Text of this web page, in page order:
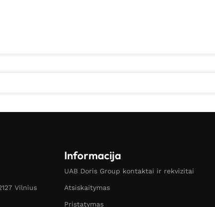
Vilnius
Informacija
UAB Doris Group kontaktai ir rekvizitai
Atsiskaitymas
Pristatymas